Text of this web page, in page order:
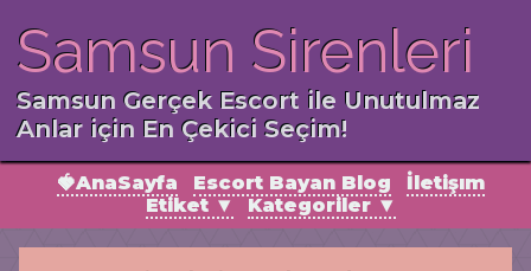
Samsun Sirenleri
Samsun Gerçek Escort ile Unutulmaz
Anlar için En Çekici Seçim!
🍓AnaSayfa Escort Bayan Blog
İletişım
Etiket ▼
Kategoriler ▼